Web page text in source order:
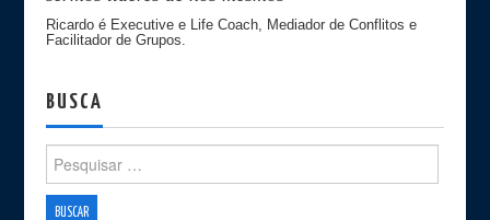
Ricardo é Executive e Life Coach, Mediador de Conflitos e
Facilitador de Grupos.
BUSCA
Search for: